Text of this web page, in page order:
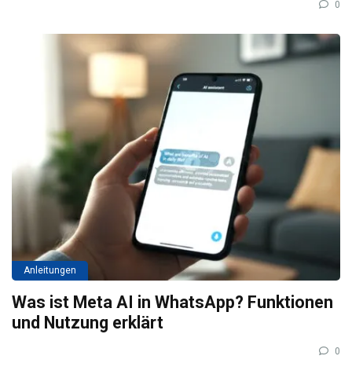
0
Anleitungen
Was ist Meta AI in WhatsApp? Funktionen
und Nutzung erklärt
0